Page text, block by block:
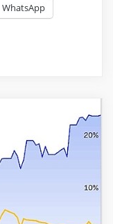
WhatsApp